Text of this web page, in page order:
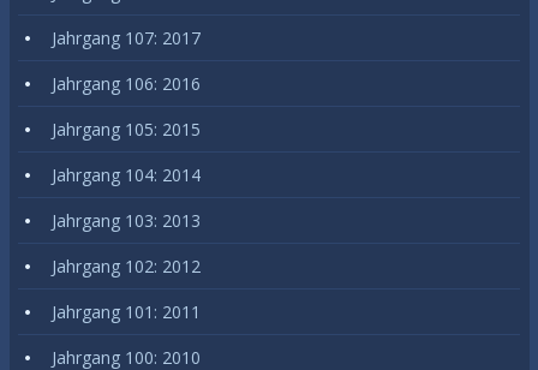
Jahrgang 107: 2017
Jahrgang 106: 2016
Jahrgang 105: 2015
Jahrgang 104: 2014
Jahrgang 103: 2013
Jahrgang 102: 2012
Jahrgang 101: 2011
Jahrgang 100: 2010